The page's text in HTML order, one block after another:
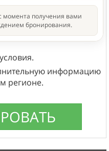
момента получения вами
бронирования.
информацию
регионе.